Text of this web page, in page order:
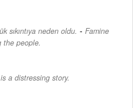
sıkıntıya neden oldu. - Famine
the people.
a distressing story.